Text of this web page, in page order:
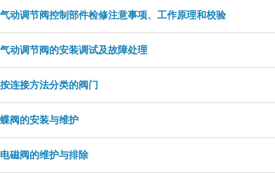
​气动调节阀控制部件检修注意事项、工作原理和校验
气动调节阀的安装调试及故障处理
按连接方法分类的阀门
蝶阀的安装与维护
电磁阀的维护与排除